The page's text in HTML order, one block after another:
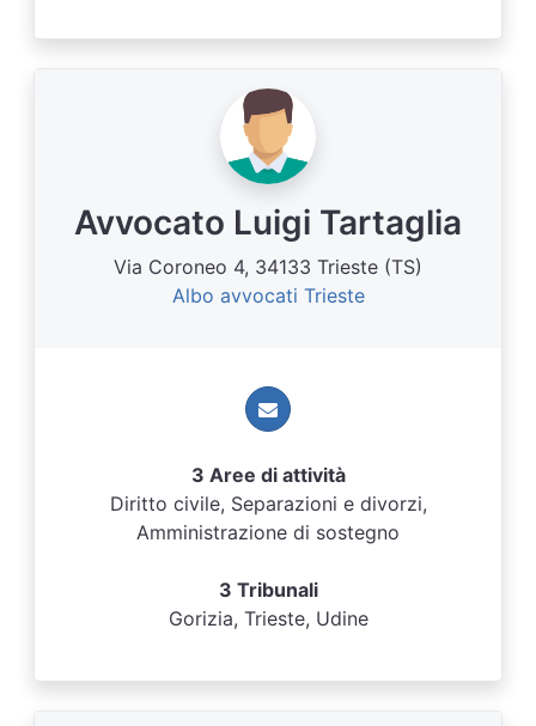
Avvocato Luigi Tartaglia
Via Coroneo 4, 34133 Trieste (TS)
Albo avvocati Trieste
3 Aree di attività
Diritto civile, Separazioni e divorzi,
Amministrazione di sostegno
3 Tribunali
Gorizia, Trieste, Udine